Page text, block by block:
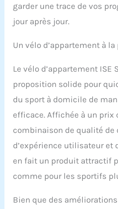
garder une trace de vos
jour après jour.
Un vélo d’appartement à
Le vélo d’appartement ISE
proposition solide pour
du sport à domicile de
efficace. Affichée à un prix
combinaison de qualité de
d’expérience utilisateur et
en fait un produit attractif
comme pour les sportifs
Bien que des